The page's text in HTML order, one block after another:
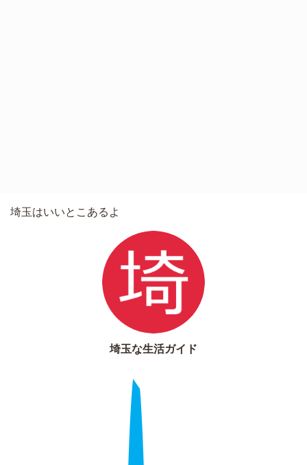
埼玉はいいとこあるよ
埼玉な生活ガイド